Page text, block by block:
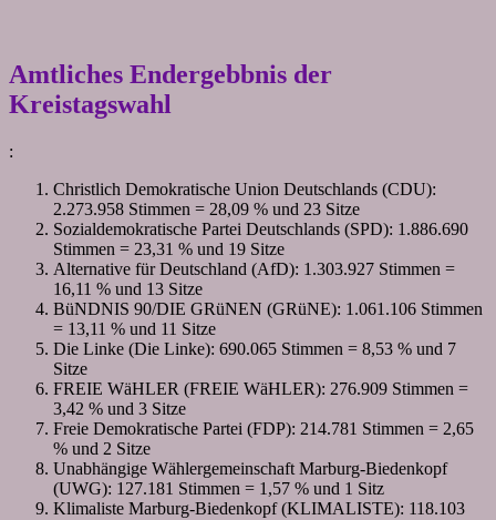
Amtliches Endergebbnis der
Kreistagswahl
:
Christlich Demokratische Union Deutschlands (CDU):
2.273.958 Stimmen = 28,09 % und 23 Sitze
Sozialdemokratische Partei Deutschlands (SPD): 1.886.690
Stimmen = 23,31 % und 19 Sitze
Alternative für Deutschland (AfD): 1.303.927 Stimmen =
16,11 % und 13 Sitze
BüNDNIS 90/DIE GRüNEN (GRüNE): 1.061.106 Stimmen
= 13,11 % und 11 Sitze
Die Linke (Die Linke): 690.065 Stimmen = 8,53 % und 7
Sitze
FREIE WäHLER (FREIE WäHLER): 276.909 Stimmen =
3,42 % und 3 Sitze
Freie Demokratische Partei (FDP): 214.781 Stimmen = 2,65
% und 2 Sitze
Unabhängige Wählergemeinschaft Marburg-Biedenkopf
(UWG): 127.181 Stimmen = 1,57 % und 1 Sitz
Klimaliste Marburg-Biedenkopf (KLIMALISTE): 118.103